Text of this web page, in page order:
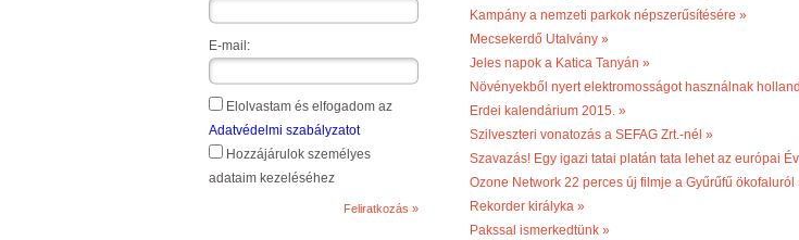
E-mail:
Elolvastam és elfogadom az
Adatvédelmi szabályzatot
Hozzájárulok személyes
adataim kezeléséhez
Kampány a nemzeti parkok népszerűsítésére »
Mecsekerdő Utalvány »
Jeles napok a Katica Tanyán »
Növényekből nyert elektromosságot használnak
Erdei kalendárium 2015. »
Szilveszteri vonatozás a SEFAG Zrt.-nél »
Szavazás! Egy igazi tatai platán tata lehet az európai
Ozone Network 22 perces új filmje a Gyűrűfű ökofaluról
Rekorder királyka »
Pakssal ismerkedtünk »